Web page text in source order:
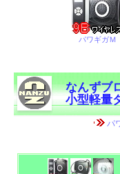
なんずブ
小型軽量